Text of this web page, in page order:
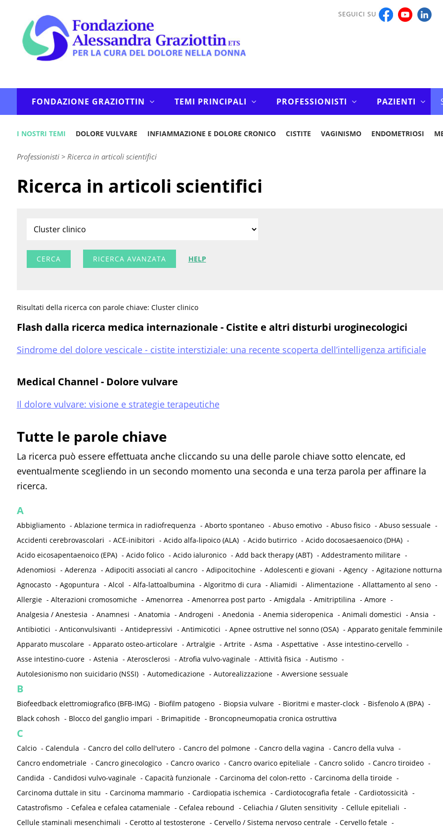
SEGUICI SU
FONDAZIONE GRAZIOTTIN TEMI PRINCIPALI PROFESSIONISTI PAZIENTI
I NOSTRI TEMI DOLORE VULVARE INFIAMMAZIONE E DOLORE CRONICO CISTITE VAGINISMO ENDOMETRIOSI
Professionisti> Ricerca in articoli scientifici
Ricerca in articoli scientifici
RICERCA AVANZATA HELP
Risultati della ricerca con parole chiave: Cluster clinico
Flash dalla ricerca medica internazionale - Cistite e altri disturbi uroginecologici
Sindrome del dolore vescicale - cistite interstiziale: una recente scoperta dell’intelligenza artificiale
Medical Channel - Dolore vulvare
Il dolore vulvare: visione e strategie terapeutiche
Tutte le parole chiave
La ricerca può essere effettuata anche cliccando su una delle parole chiave sotto elencate, ed
eventualmente scegliendo in un secondo momento una seconda e una terza parola per affinare la
ricerca.
A
Abbigliamento - Ablazione termica in radiofrequenza - Aborto spontaneo - Abuso emotivo - Abuso fisico - Abuso sessuale -
Accidenti cerebrovascolari - ACE-inibitori - Acido alfa-lipoico (ALA) - Acido butirrico - Acido docosaesaenoico (DHA) -
Acido eicosapentaenoico (EPA) - Acido folico - Acido ialuronico - Add back therapy (ABT) - Addestramento militare -
Adenomiosi - Aderenza - Adipociti associati al cancro - Adipocitochine - Adolescenti e giovani - Agency - Agitazione notturna
Agnocasto - Agopuntura - Alcol - Alfa-lattoalbumina - Algoritmo di cura - Aliamidi - Alimentazione - Allattamento al seno -
Allergie - Alterazioni cromosomiche - Amenorrea - Amenorrea post parto - Amigdala - Amitriptilina - Amore -
Analgesia / Anestesia - Anamnesi - Anatomia - Androgeni - Anedonia - Anemia sideropenica - Animali domestici - Ansia -
Antibiotici - Anticonvulsivanti - Antidepressivi - Antimicotici - Apnee ostruttive nel sonno (OSA) - Apparato genitale femminile
Apparato muscolare - Apparato osteo-articolare - Artralgie - Artrite - Asma - Aspettative - Asse intestino-cervello -
Asse intestino-cuore - Astenia - Aterosclerosi - Atrofia vulvo-vaginale - Attività fisica - Autismo -
Autolesionismo non suicidario (NSSI) - Automedicazione - Autorealizzazione - Avversione sessuale
B
Biofeedback elettromiografico (BFB-IMG) - Biofilm patogeno - Biopsia vulvare - Bioritmi e master-clock - Bisfenolo A (BPA) -
Black cohosh - Blocco del ganglio impari - Brimapitide - Broncopneumopatia cronica ostruttiva
C
Calcio - Calendula - Cancro del collo dell'utero - Cancro del polmone - Cancro della vagina - Cancro della vulva -
Cancro endometriale - Cancro ginecologico - Cancro ovarico - Cancro ovarico epiteliale - Cancro solido - Cancro tiroideo -
Candida - Candidosi vulvo-vaginale - Capacità funzionale - Carcinoma del colon-retto - Carcinoma della tiroide -
Carcinoma duttale in situ - Carcinoma mammario - Cardiopatia ischemica - Cardiotocografia fetale - Cardiotossicità -
Catastrofismo - Cefalea e cefalea catameniale - Cefalea rebound - Celiachia / Gluten sensitivity - Cellule epiteliali -
Cellule staminali mesenchimali - Cerotto al testosterone - Cervello / Sistema nervoso centrale - Cervello fetale -